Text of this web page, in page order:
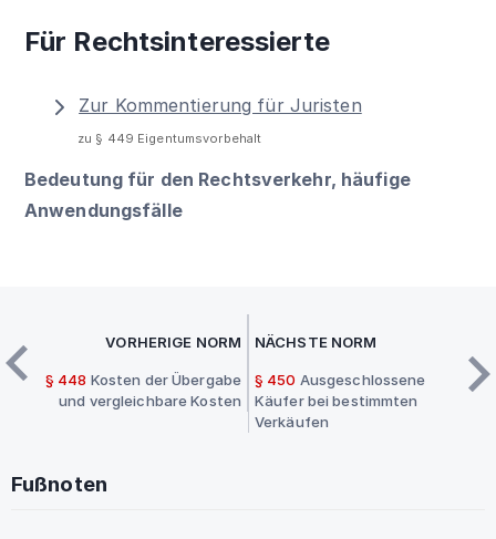
Für Rechtsinteressierte
Zur Kommentierung für Juristen
zu § 449 Eigentumsvorbehalt
Bedeutung für den Rechtsverkehr, häufige
Anwendungsfälle
VORHERIGE NORM
§ 448 Kosten der Übergabe
und vergleichbare Kosten
NÄCHSTE NORM
§ 450 Ausgeschlossene
Käufer bei bestimmten
Verkäufen
Fußnoten